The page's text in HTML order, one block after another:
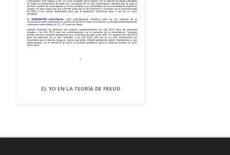
EL YO EN LA TEORÍA DE FREUD